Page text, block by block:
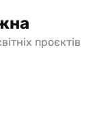
проєктів